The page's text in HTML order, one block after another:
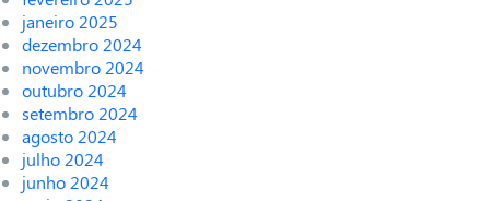
janeiro 2025
dezembro 2024
novembro 2024
outubro 2024
setembro 2024
agosto 2024
julho 2024
junho 2024